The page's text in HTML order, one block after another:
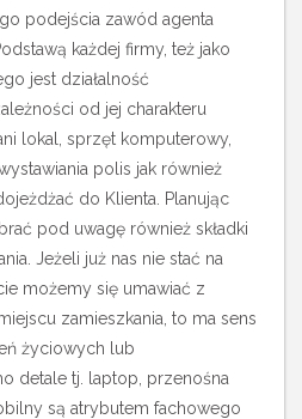
podejścia zawód agenta
każdej firmy, też jako
jest działalność
od jej charakteru
lokal, sprzęt komputerowy,
polis jak również
do Klienta. Planując
pod uwagę również składki
Jeżeli już nas nie stać na
możemy się umawiać z
zamieszkania, to ma sens
życiowych lub
detale tj. laptop, przenośna
są atrybutem fachowego